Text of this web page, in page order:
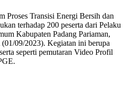
Proses Transisi Energi Bersih dan
terhadap 200 peserta dari Pelaku
Kabupaten Padang Pariaman,
(01/09/2023). Kegiatan ini berupa
seperti pemutaran Video Profil